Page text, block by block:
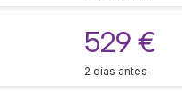
529 €
2 dias antes